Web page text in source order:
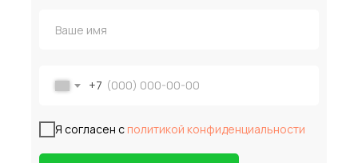
+7
Я согласен с политикой конфиденциальности